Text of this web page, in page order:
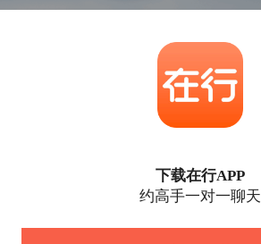
下载在行APP
约高手一对一聊天